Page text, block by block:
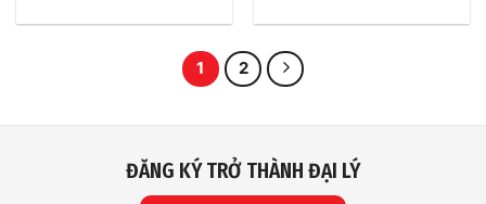
1 2
ĐĂNG KÝ TRỞ THÀNH ĐẠI LÝ